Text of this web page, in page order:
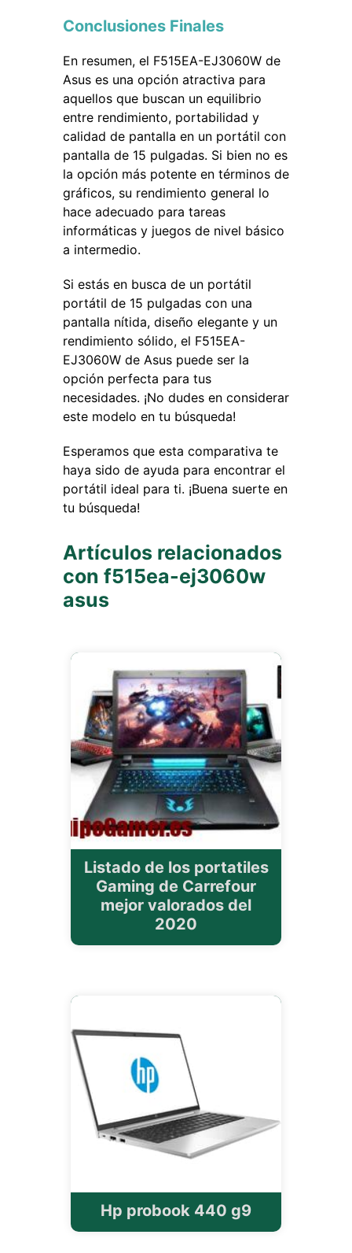
Conclusiones Finales
En resumen, el F515EA-EJ3060W de
Asus es una opción atractiva para
aquellos que buscan un equilibrio
entre rendimiento, portabilidad y
calidad de pantalla en un portátil con
pantalla de 15 pulgadas. Si bien no es
la opción más potente en términos de
gráficos, su rendimiento general lo
hace adecuado para tareas
informáticas y juegos de nivel básico
a intermedio.
Si estás en busca de un portátil
portátil de 15 pulgadas con una
pantalla nítida, diseño elegante y un
rendimiento sólido, el F515EA-
EJ3060W de Asus puede ser la
opción perfecta para tus
necesidades. ¡No dudes en considerar
este modelo en tu búsqueda!
Esperamos que esta comparativa te
haya sido de ayuda para encontrar el
portátil ideal para ti. ¡Buena suerte en
tu búsqueda!
Artículos relacionados
con f515ea-ej3060w
asus
Listado de los portatiles
Gaming de Carrefour
mejor valorados del
2020
Hp probook 440 g9